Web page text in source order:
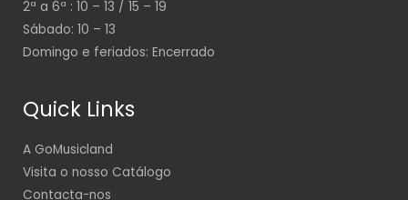
2ª a 6ª : 10 – 13 / 15 – 19
Sábado: 10 – 13
Domingo e feriados: Encerrado
Quick Links
A GoMusicland
Visita o nosso Catálogo
Contacta-nos